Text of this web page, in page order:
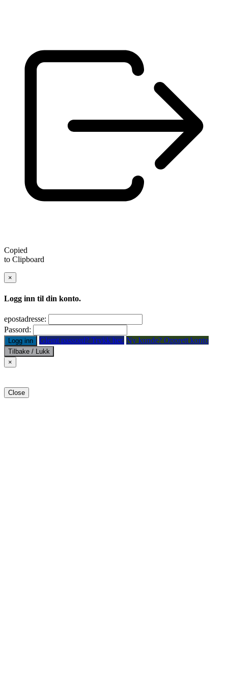
Copied
to Clipboard
×
Logg inn til din konto.
epostadresse:
Passord:
Logg inn Glemt passord? Trykk her. Ny kunde? Opprett konto
Tilbake / Lukk
×
Close